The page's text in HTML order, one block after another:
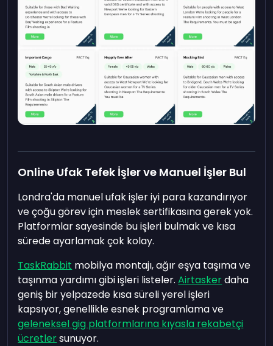
Online Ufak Tefek İşler ve Manuel İşler Bul
Londra'da manuel ufak işler iyi para kazandırıyor
ve çoğu görev için meslek sertifikasına gerek yok.
Platformlar sayesinde bu işleri bulmak ve kısa
sürede ayarlamak çok kolay.
TaskRabbit mobilya montajı, ağır eşya taşıma ve
taşınma yardımı gibi işleri listeler.Airtaskerdaha
geniş bir yelpazede kısa süreli yerel işleri
kapsıyor, genellikle esnek programlama ve
geleneksel gig platformlarına kıyasla rekabetçi
ücretlersunuyor.